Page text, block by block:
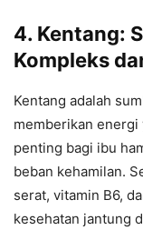
4. Kentang:
Kompleks
Kentang adalah
memberikan energi
penting bagi ibu
beban kehamilan.
serat, vitamin B6,
kesehatan jantung